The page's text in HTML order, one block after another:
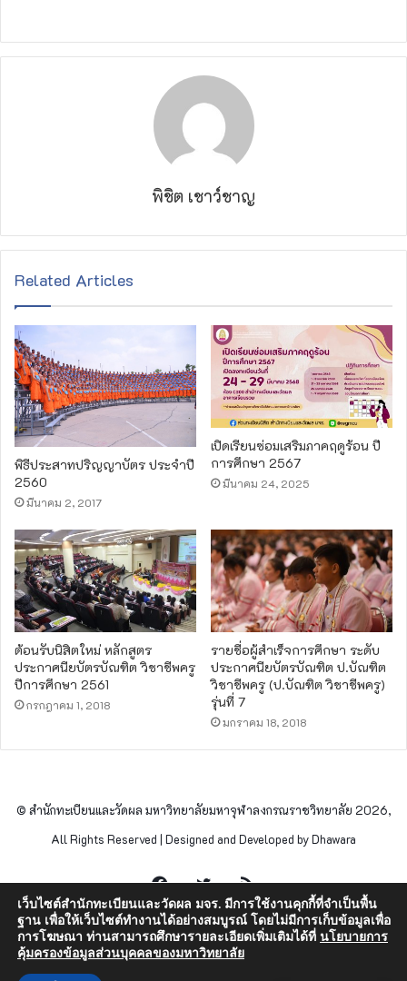
พิชิต เชาว์ชาญ
Related Articles
พิธีประสาทปริญญาบัตร ประจำปี
2560
มีนาคม 2, 2017
เปิดเรียนซ่อมเสริมภาคฤดูร้อน ปี
การศึกษา 2567
มีนาคม 24, 2025
ต้อนรับนิสิตใหม่ หลักสูตร
ประกาศนียบัตรบัณฑิต วิชาชีพครู
ปีการศึกษา 2561
กรกฎาคม 1, 2018
รายชื่อผู้สำเร็จการศึกษา ระดับ
ประกาศนียบัตรบัณฑิต ป.บัณฑิต
วิชาชีพครู (ป.บัณฑิต วิชาชีพครู)
รุ่นที่ 7
มกราคม 18, 2018
© สำนักทะเบียนและวัดผล มหาวิทยาลัยมหาจุฬาลงกรณราชวิทยาลัย 2026,
All Rights Reserved | Designed and Developed by Dhawara
FacebookTwitterRSS
เว็บไซต์สำนักทะเบียนและวัดผล มจร. มีการใช้งานคุกกี้ที่จำเป็นพื้น
ฐาน เพื่อให้เว็บไซต์ทำงานได้อย่างสมบูรณ์ โดยไม่มีการเก็บข้อมูลเพื่อ
การโฆษณา ท่านสามารถศึกษารายละเอียดเพิ่มเติมได้ที่ นโยบายการ
คุ้มครองข้อมูลส่วนบุคคลของมหาวิทยาลัย